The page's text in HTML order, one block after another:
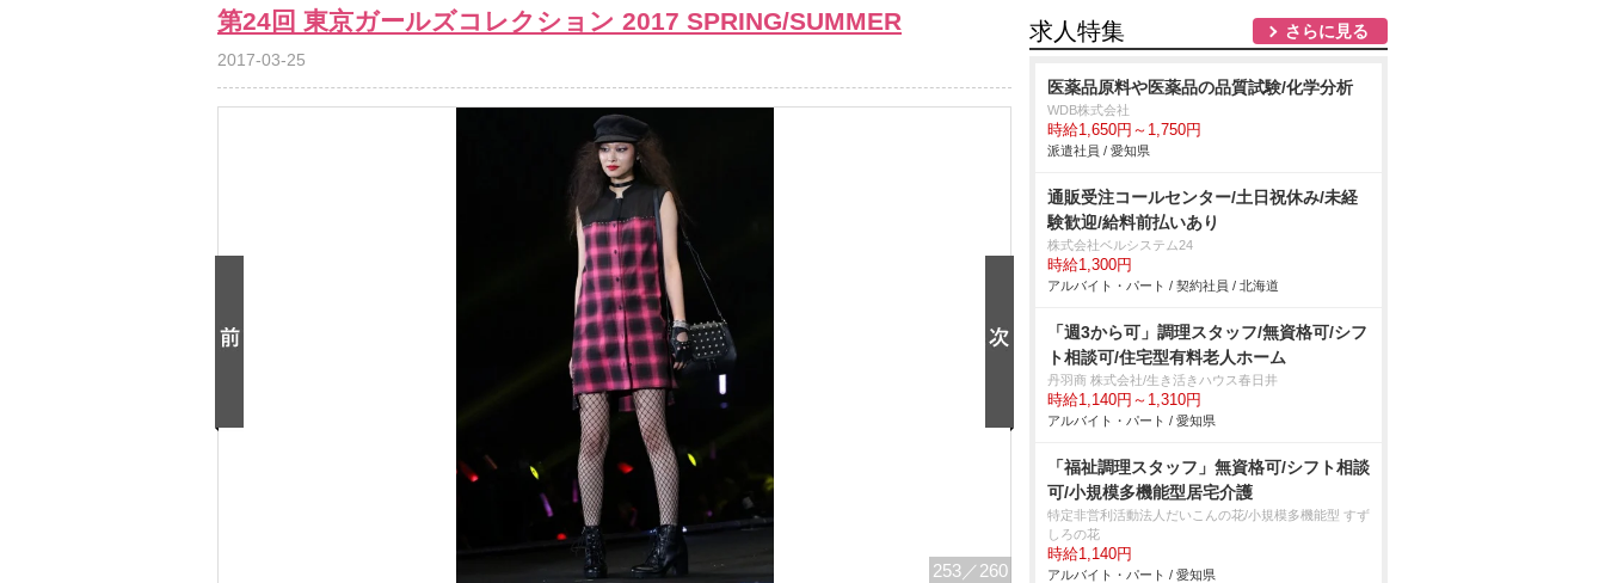
第24回 東京ガールズコレクション 2017 SPRING/SUMMER
2017-03-25
253 ／260
求人特集 さらに見る
医薬品原料や医薬品の品質試験/化学分析
WDB株式会社
時給1,650円～1,750円
派遣社員 / 愛知県
通販受注コールセンター/土日祝休み/未経
験歓迎/給料前払いあり
株式会社ベルシステム24
時給1,300円
アルバイト・パート / 契約社員 / 北海道
「週3から可」調理スタッフ/無資格可/シフ
ト相談可/住宅型有料老人ホーム
丹羽商 株式会社/生き活きハウス春日井
時給1,140円～1,310円
アルバイト・パート / 愛知県
「福祉調理スタッフ」無資格可/シフト相談
可/小規模多機能型居宅介護
特定非営利活動法人だいこんの花/小規模多機能型 すず
しろの花
時給1,140円
アルバイト・パート / 愛知県